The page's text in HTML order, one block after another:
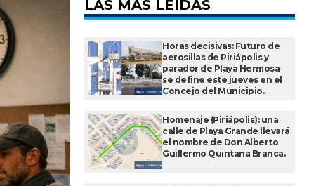
LAS MÁS LEÍDAS
Horas decisivas: Futuro de
aerosillas de Piriápolis y
parador de Playa Hermosa
se define este jueves en el
Concejo del Municipio.
Homenaje (Piriápolis): una
calle de Playa Grande llevará
el nombre de Don Alberto
Guillermo Quintana Branca.